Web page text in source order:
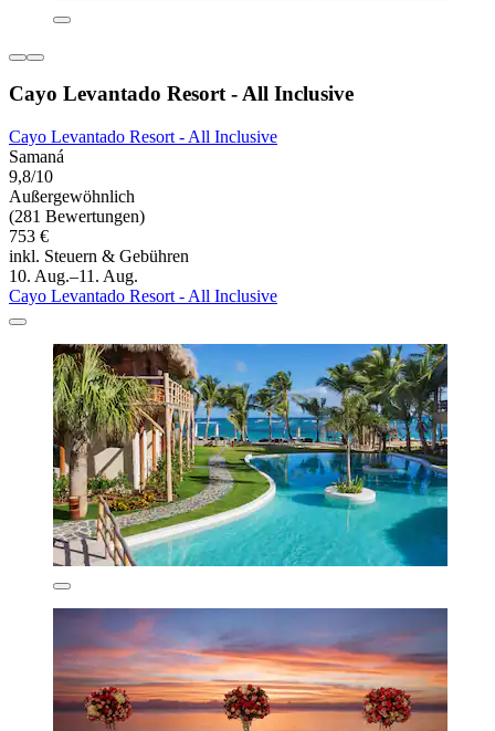
Cayo Levantado Resort - All Inclusive
Cayo Levantado Resort - All Inclusive
Samaná
9,8/10
Außergewöhnlich
(281 Bewertungen)
753 €
inkl. Steuern & Gebühren
10. Aug.–11. Aug.
Cayo Levantado Resort - All Inclusive